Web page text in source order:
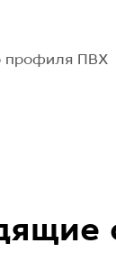
профиля ПВХ